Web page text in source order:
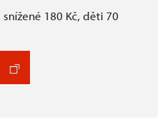
180 Kč, děti 70